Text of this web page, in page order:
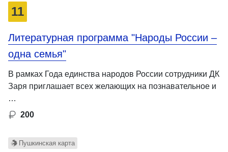
11
Литературная программа "Народы России –
одна семья"
В рамках Года единства народов России сотрудники ДК
Заря приглашает всех желающих на познавательное и
…
200
Пушкинская карта